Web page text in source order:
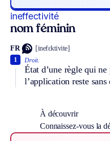
ineffectivité
nom féminin
FR [inefɛktivite]
Droit.
État d’une règle qui
l’application reste sans
1
À découvrir
Connaissez-vous la